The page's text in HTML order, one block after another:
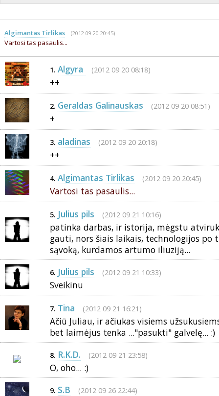
Algimantas Tirlikas (2012 09 20 20:45)
Vartosi tas pasaulis...
1. Algyra (2012 09 20 08:18)
++
2. Geraldas Galinauskas (2012 09 20 08:51)
+
3. aladinas (2012 09 20 20:18)
++
4. Algimantas Tirlikas (2012 09 20 20:45)
Vartosi tas pasaulis...
5. Julius pils (2012 09 21 10:16)
patinka darbas, ir istorija, mėgstu
gauti, nors šiais laikais, technologijos
sąvoką, kurdamos artumo iliuziją...
6. Julius pils (2012 09 21 10:33)
Sveikinu
7. Tina (2012 09 21 16:21)
Ačiū Juliau, ir ačiukas visiems
bet laimėjus tenka ..."pasukti" galvelę... :)
8. R.K.D. (2012 09 21 23:58)
O, oho... :)
9. S.B (2012 09 26 22:44)